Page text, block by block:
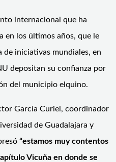
internacional que ha
en los últimos años, que le
iniciativas mundiales, en
depositan su confianza por
del municipio elquino.
García Curiel, coordinador
de Guadalajara y
“estamos muy contentos
Vicuña en donde se